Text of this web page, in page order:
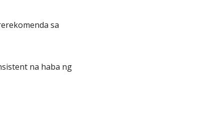
sa
na haba ng